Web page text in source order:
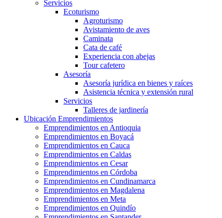
Servicios
Ecoturismo
Agroturismo
Avistamiento de aves
Caminata
Cata de café
Experiencia con abejas
Tour cafetero
Asesoría
Asesoría jurídica en bienes y raíces
Asistencia técnica y extensión rural
Servicios
Talleres de jardinería
Ubicación Emprendimientos
Emprendimientos en Antioquia
Emprendimientos en Boyacá
Emprendimientos en Cauca
Emprendimientos en Caldas
Emprendimientos en Cesar
Emprendimientos en Córdoba
Emprendimientos en Cundinamarca
Emprendimientos en Magdalena
Emprendimientos en Meta
Emprendimientos en Quindío